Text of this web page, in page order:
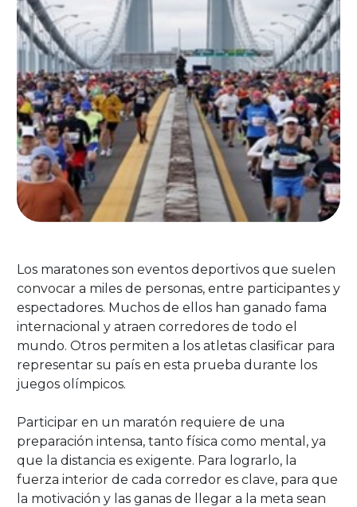
Los maratones son eventos deportivos que suelen
convocar a miles de personas, entre participantes y
espectadores. Muchos de ellos han ganado fama
internacional y atraen corredores de todo el
mundo. Otros permiten a los atletas clasificar para
representar su país en esta prueba durante los
juegos olímpicos.
Participar en un maratón requiere de una
preparación intensa, tanto física como mental, ya
que la distancia es exigente. Para lograrlo, la
fuerza interior de cada corredor es clave, para que
la motivación y las ganas de llegar a la meta sean